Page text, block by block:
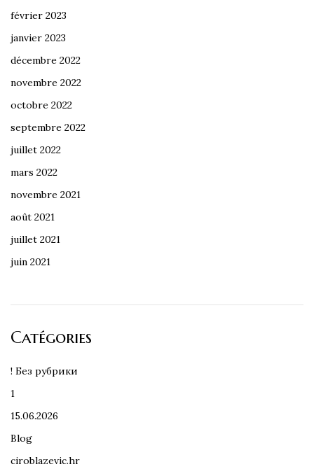
février 2023
janvier 2023
décembre 2022
novembre 2022
octobre 2022
septembre 2022
juillet 2022
mars 2022
novembre 2021
août 2021
juillet 2021
juin 2021
Catégories
! Без рубрики
1
15.06.2026
Blog
ciroblazevic.hr